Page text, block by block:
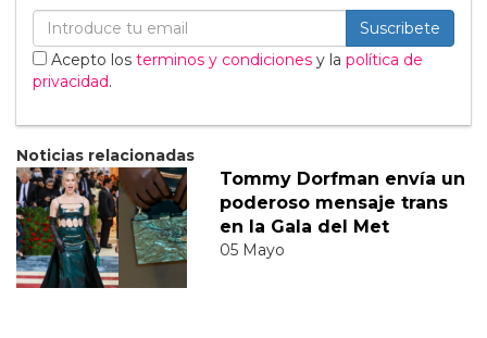
Suscribete
Acepto los terminos y condiciones y la política de
privacidad.
Noticias relacionadas
Tommy Dorfman envía un
poderoso mensaje trans
en la Gala del Met
05 Mayo